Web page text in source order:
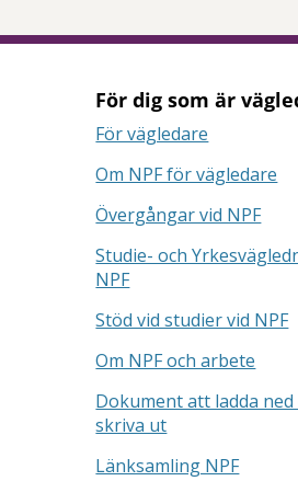
För dig som är
För vägledare
Om NPF för vägledare
Övergångar vid NPF
Studie- och
NPF
Stöd vid studier vid NPF
Om NPF och arbete
Dokument att ladda ned
skriva ut
Länksamling NPF